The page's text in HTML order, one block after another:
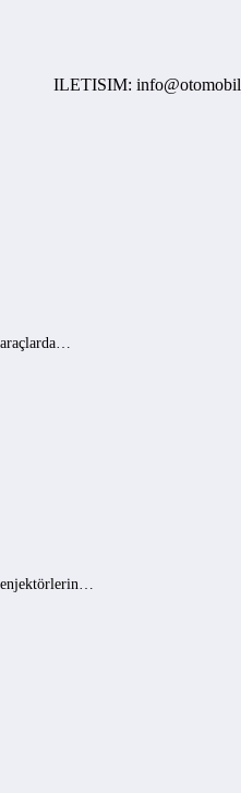
ILETISIM: